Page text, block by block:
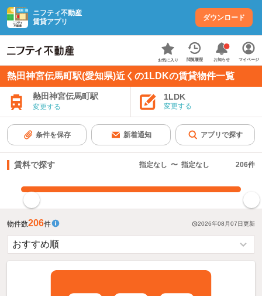
ニフティ不動産
賃貸アプリ
ダウンロード
お気に入り 閲覧履歴 お知らせ マイページ
熱田神宮伝馬町駅(愛知県)近くの1LDKの賃貸物件一覧
熱田神宮伝馬町駅
変更する
1LDK
変更する
条件を保存 新着通知 アプリで探す
賃料で探す 指定なし 〜 指定なし 206件
物件数206件 2026年08月07日更新